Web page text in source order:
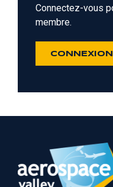
Connectez-vous
membre.
CONNEXION